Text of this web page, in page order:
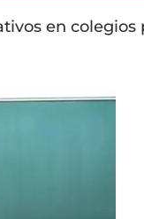
en colegios